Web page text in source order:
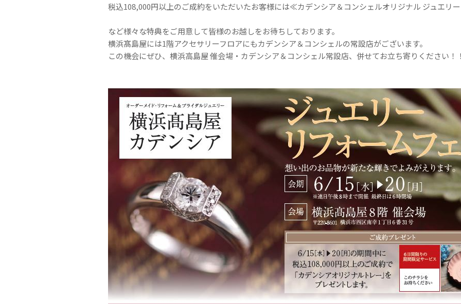
税込108,000円以上のご成約をいただいたお客様には≪カデンシア＆コンシェルオリジナル ジュエリ
など様々な特典をご用意して皆様のお越しをお待ちしております。
横浜髙島屋には1階アクセサリーフロアにもカデンシア＆コンシェルの常設店がございます。
この機会にぜひ、横浜高島屋 催会場・カデンシア＆コンシェル常設店、併せてお立ち寄りください！